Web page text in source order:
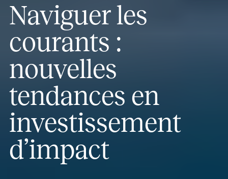
Naviguer les
courants :
nouvelles
tendances en
investissement
d’impact